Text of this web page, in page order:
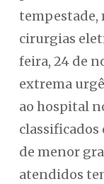
tempestade,
cirurgias
feira, 24 de
extrema
ao hospital
classificados
de menor
atendidos